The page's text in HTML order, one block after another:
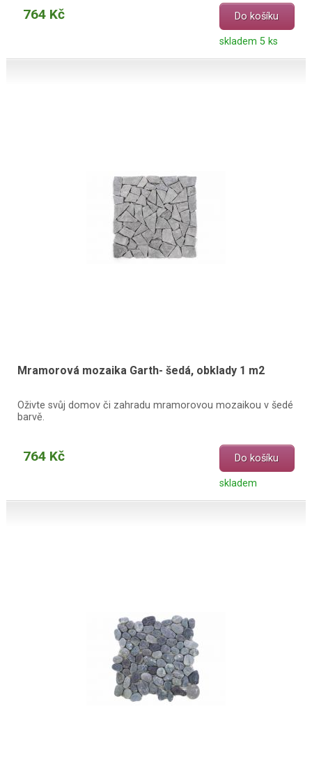
764 Kč Do košíku
skladem 5 ks
Mramorová mozaika Garth- šedá, obklady 1 m2
Oživte svůj domov či zahradu mramorovou mozaikou v šedé
barvě.
764 Kč Do košíku
skladem